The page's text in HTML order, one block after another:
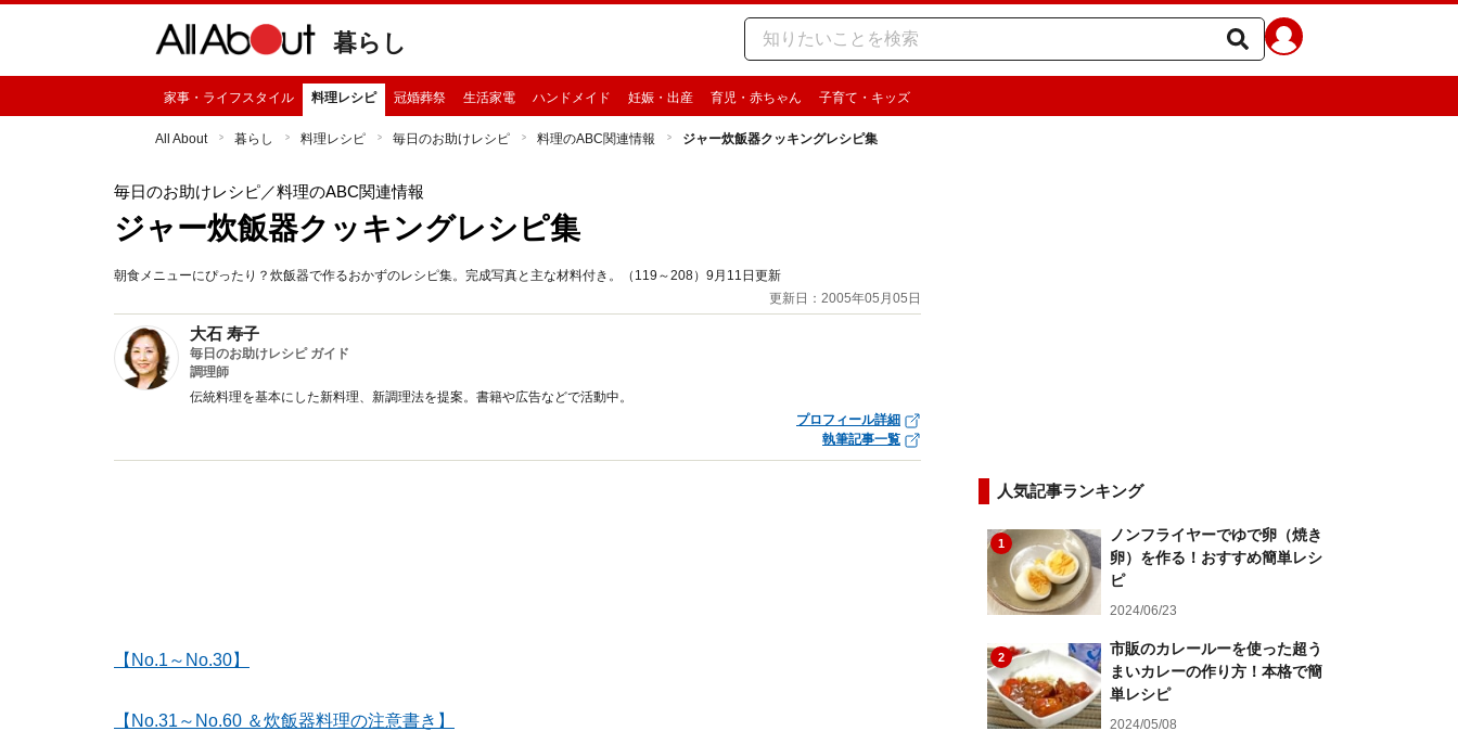
暮らし
家事・ライフスタイル 料理レシピ 冠婚葬祭 生活家電 ハンドメイド 妊娠・出産 育児・赤ちゃん 子育て・キッズ
All About 暮らし 料理レシピ 毎日のお助けレシピ 料理のABC関連情報 ジャー炊飯器クッキングレシピ集
毎日のお助けレシピ／料理のABC関連情報
ジャー炊飯器クッキングレシピ集
朝食メニューにぴったり？炊飯器で作るおかずのレシピ集。完成写真と主な材料付き。（119～208）9月11日更新
更新日：2005年05月05日
大石 寿子
毎日のお助けレシピ ガイド
調理師
伝統料理を基本にした新料理、新調理法を提案。書籍や広告などで活動中。
プロフィール詳細
執筆記事一覧
【No.1～No.30】
【No.31～No.60 ＆炊飯器料理の注意書き】
人気記事ランキング
1
ノンフライヤーでゆで卵（焼き
卵）を作る！おすすめ簡単レシ
ピ
2024/06/23
2
市販のカレールーを使った超う
まいカレーの作り方！本格で簡
単レシピ
2024/05/08